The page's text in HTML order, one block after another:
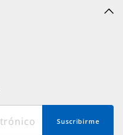
Suscribirme